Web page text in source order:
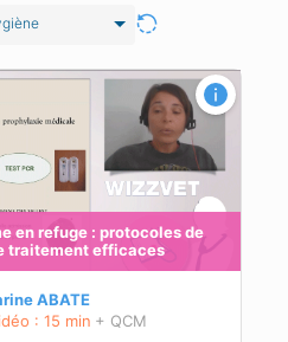
en refuge : protocoles de
traitement efficaces
ABATE
: 15 min + QCM